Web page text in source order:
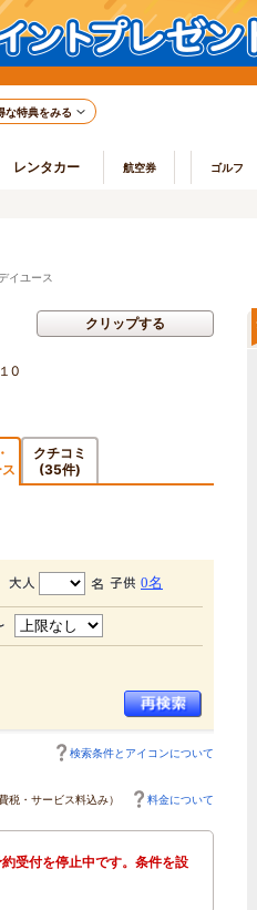
な特典をみる
レンタカー 航空券 ゴルフ
イユース
0
クリップする
クチコミ
(35件)
0名
検索条件とアイコンについて
税・サービス料込み） 料金について
受付を停止中です。条件を設